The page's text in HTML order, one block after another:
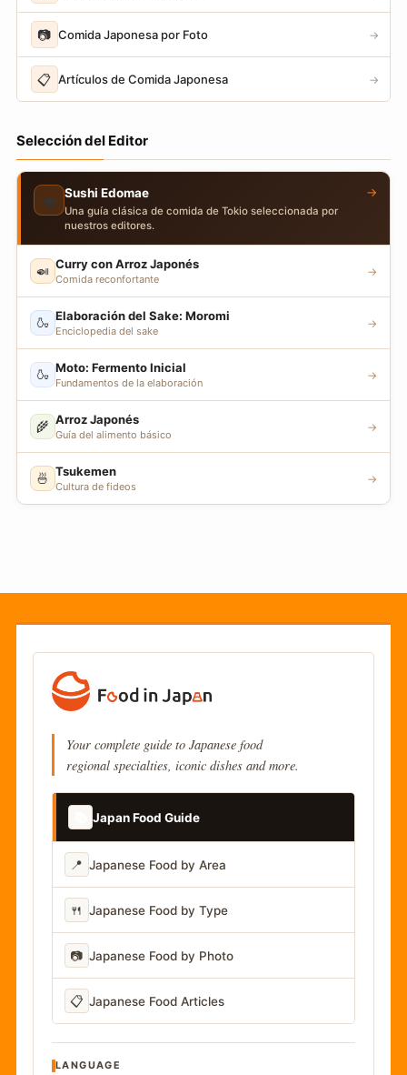
📷 Comida Japonesa por Foto →
📋 Artículos de Comida Japonesa →
Selección del Editor
🍣 Sushi Edomae
Una guía clásica de comida de Tokio seleccionada por
nuestros editores.
→
🍛 Curry con Arroz Japonés
Comida reconfortante
→
🍶 Elaboración del Sake: Moromi
Enciclopedia del sake
→
🍶 Moto: Fermento Inicial
Fundamentos de la elaboración
→
🌾 Arroz Japonés
Guía del alimento básico
→
🍜 Tsukemen
Cultura de fideos
→
Your complete guide to Japanese food
regional specialties, iconic dishes and more.
Japan Food Guide
📍 Japanese Food by Area
🍴 Japanese Food by Type
📷 Japanese Food by Photo
📋 Japanese Food Articles
LANGUAGE